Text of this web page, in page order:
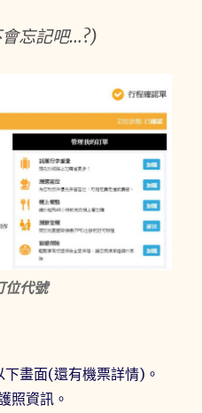
忘記吧…?)
位代號
畫面(還有機票詳情)。
照資訊。